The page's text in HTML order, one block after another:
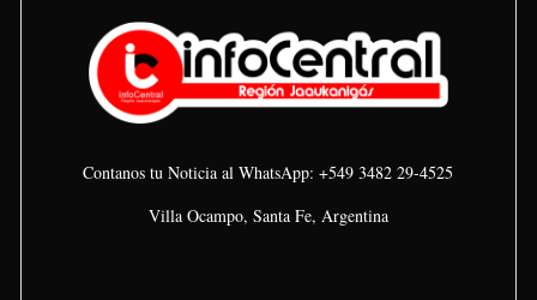
Contanos tu Noticia al WhatsApp: +549 3482 29-4525
Villa Ocampo, Santa Fe, Argentina